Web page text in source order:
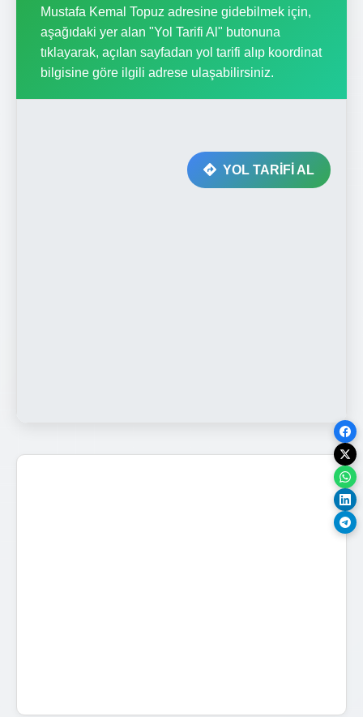
Mustafa Kemal Topuz adresine gidebilmek için,
aşağıdaki yer alan "Yol Tarifi Al" butonuna
tıklayarak, açılan sayfadan yol tarifi alıp koordinat
bilgisine göre ilgili adrese ulaşabilirsiniz.
YOL TARİFİ AL